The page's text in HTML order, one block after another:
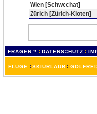
Wien [Schwechat]
Zürich [Zürich-Kloten]
FRAGEN ? : DATENSCHUTZ :
FLÜGE : SKIURLAUB :